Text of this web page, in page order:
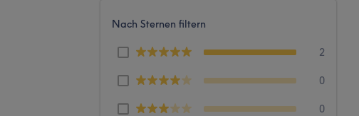
Nach Sternen filtern
2
0
0